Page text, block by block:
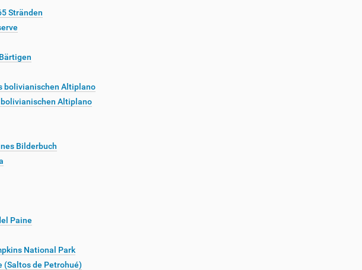
Stränden
bolivianischen Altiplano
Altiplano
Bilderbuch
Paine
National Park
(Saltos de Petrohué)